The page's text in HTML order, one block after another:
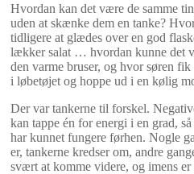
Hvordan kan det være de samme
uden at skænke dem en tanke?
tidligere at glædes over en god
lækker salat … hvordan kunne det
den varme bruser, og hvor søren
i løbetøjet og hoppe ud i en kølig
Der var tankerne til forskel.
kan tappe én for energi i en grad,
har kunnet fungere førhen. Nogle
er, tankerne kredser om, andre
svært at komme videre, og imens er